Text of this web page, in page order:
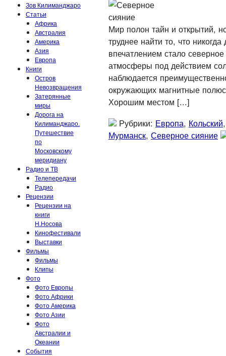
Зов Килиманджаро
Статьи
Африка
Австралия
Америка
Азия
Европа
Книги
Остров
Невозвращения
Затерянные
миры
Дорога на
Килиманджаро.
Путешествие
по
Московскому
меридиану
Радио и ТВ
Телепередачи
Радио
Рецензии
Рецензии на
книги
Н.Носова
Кинофестивали
Выставки
Фильмы
Фильмы
Клипы
Фото
Фото Европы
Фото Африки
Фото Америка
Фото Азии
Фото
Австралии и
Океании
События
Мир полон тайн и открытий,
труднее найти то, что
впечатлением стало
атмосферы под действием
наблюдается
окружающих магнитные
Хорошим местом [...]
Рубрики: Европа, Кольский
Мурманск, Северное сияние